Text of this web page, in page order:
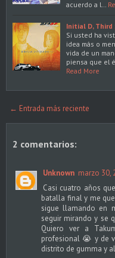
acuerdo a l…
Initial D, Third
Si usted ha
idea más o
vida de un
piensa que el
Read More
← Entrada más reciente
2 comentarios:
Unknown marzo 30,
Casi cuatro años
batalla final y me
sigue llamando en
seguir mirando y se
Quiero ver a
profesional 😭 y de
distrito de gumma y